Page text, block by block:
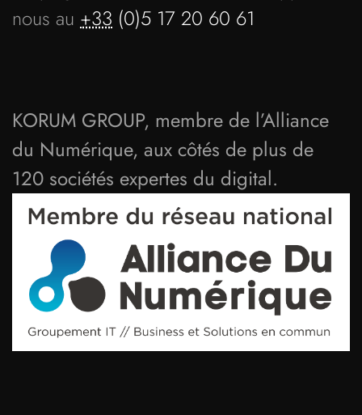
nous au +33 (0)5 17 20 60 61
KORUM GROUP, membre de l’Alliance
du Numérique, aux côtés de plus de
120 sociétés expertes du digital.